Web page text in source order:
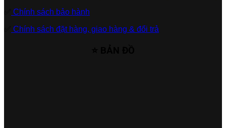
Chính sách bảo hành
Chính sách đặt hàng, giao hàng & đổi trả